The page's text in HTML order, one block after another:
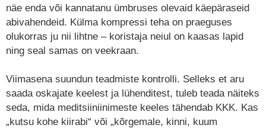
näe enda või kannatanu ümbruses olevaid käepäraseid
abivahendeid. Külma kompressi teha on praeguses
olukorras ju nii lihtne – koristaja neiul on kaasas lapid
ning seal samas on veekraan.
Viimasena suundun teadmiste kontrolli. Selleks et aru
saada oskajate keelest ja lühenditest, tuleb teada näiteks
seda, mida meditsiiniinimeste keeles tähendab KKK. Kas
„kutsu kohe kiirabi“ või „kõrgemale, kinni, kuum